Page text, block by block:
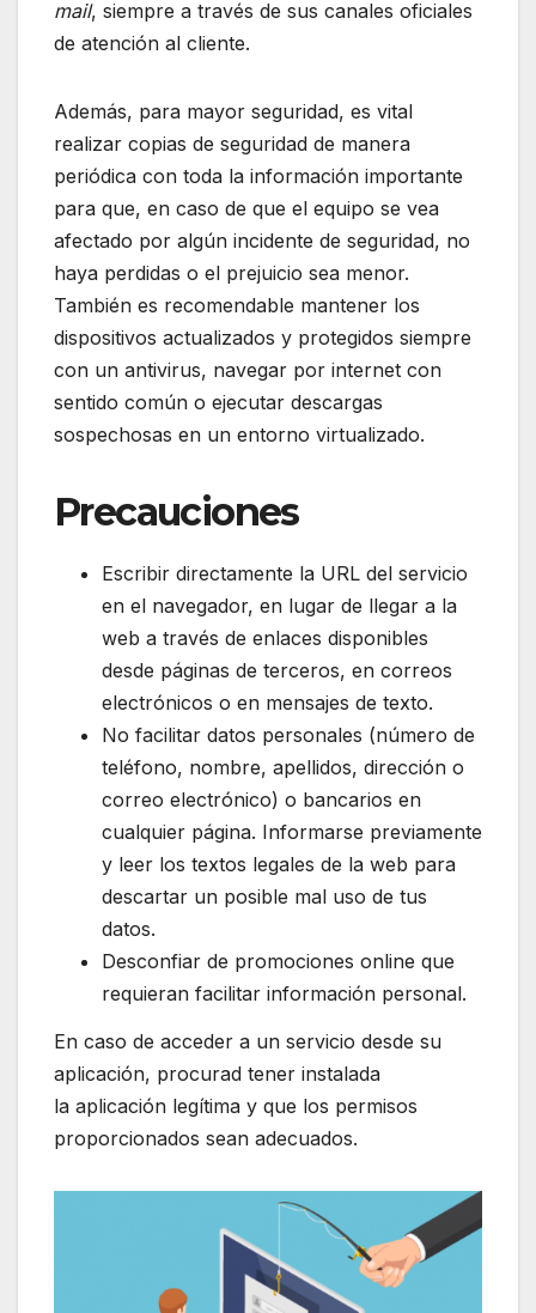
mail, siempre a través de sus canales oficiales
de atención al cliente.
Además, para mayor seguridad, es vital
realizar copias de seguridad de manera
periódica con toda la información importante
para que, en caso de que el equipo se vea
afectado por algún incidente de seguridad, no
haya perdidas o el prejuicio sea menor.
También es recomendable mantener los
dispositivos actualizados y protegidos siempre
con un antivirus, navegar por internet con
sentido común o ejecutar descargas
sospechosas en un entorno virtualizado.
Precauciones
Escribir directamente la URL del servicio
en el navegador, en lugar de llegar a la
web a través de enlaces disponibles
desde páginas de terceros, en correos
electrónicos o en mensajes de texto.
No facilitar datos personales (número de
teléfono, nombre, apellidos, dirección o
correo electrónico) o bancarios en
cualquier página. Informarse previamente
y leer los textos legales de la web para
descartar un posible mal uso de tus
datos.
Desconfiar de promociones online que
requieran facilitar información personal.
En caso de acceder a un servicio desde su
aplicación, procurad tener instalada
la aplicación legítima y que los permisos
proporcionados sean adecuados.